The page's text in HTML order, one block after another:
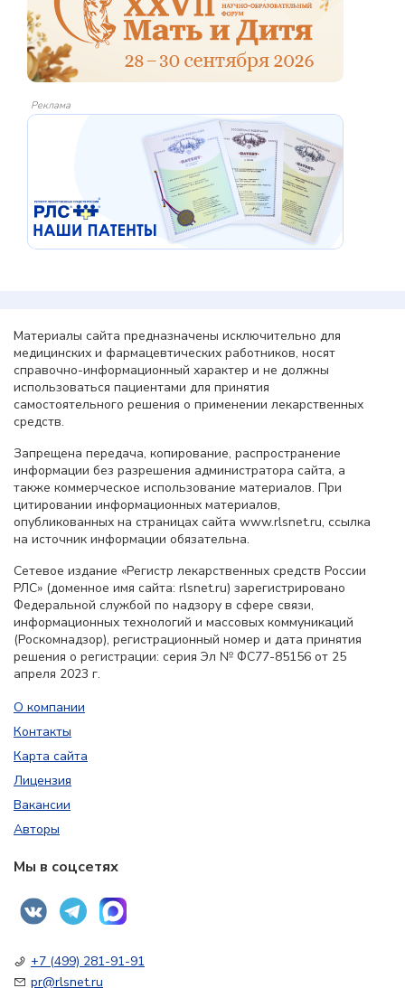
Реклама
Материалы сайта предназначены исключительно для
медицинских и фармацевтических работников, носят
справочно-информационный характер и не должны
использоваться пациентами для принятия
самостоятельного решения о применении лекарственных
средств.
Запрещена передача, копирование, распространение
информации без разрешения администратора сайта, а
также коммерческое использование материалов. При
цитировании информационных материалов,
опубликованных на страницах сайта www.rlsnet.ru, ссылка
на источник информации обязательна.
Сетевое издание «Регистр лекарственных средств России
РЛС» (доменное имя сайта: rlsnet.ru) зарегистрировано
Федеральной службой по надзору в сфере связи,
информационных технологий и массовых коммуникаций
(Роскомнадзор), регистрационный номер и дата принятия
решения о регистрации: серия Эл № ФС77-85156 от 25
апреля 2023 г.
О компании
Контакты
Карта сайта
Лицензия
Вакансии
Авторы
Мы в соцсетях
+7 (499) 281-91-91
pr@rlsnet.ru